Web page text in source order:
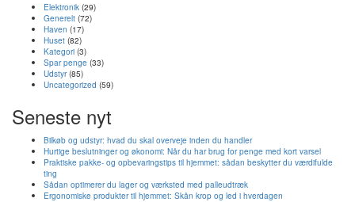
Elektronik (29)
Generelt (72)
Haven (17)
Huset (82)
Kategori (3)
Spar penge (33)
Udstyr(85)
Uncategorized (59)
Seneste nyt
Bilkøb og udstyr: hvad du skal overveje inden du handler
Hurtige beslutninger og økonomi: Når du har brug for penge med kort varsel
Praktiske pakke- og opbevaringstips til hjemmet: sådan beskytter du værdifulde
ting
Sådan optimerer du lager og værksted med palleudtræk
Ergonomiske produkter til hjemmet: Skån krop og led i hverdagen